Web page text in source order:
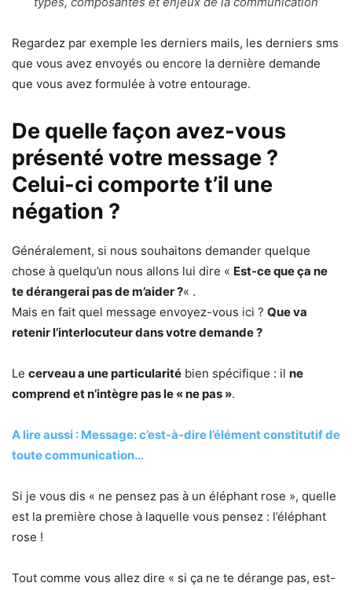
Regardez par exemple les derniers mails, les derniers sms
que vous avez envoyés ou encore la dernière demande
que vous avez formulée à votre entourage.
De quelle façon avez-vous
présenté votre message ?
Celui-ci comporte t’il une
négation ?
Généralement, si nous souhaitons demander quelque
chose à quelqu’un nous allons lui dire « Est-ce que ça ne
te dérangerai pas de m’aider ?« .
Mais en fait quel message envoyez-vous ici ? Que va
retenir l’interlocuteur dans votre demande ?
Le cerveau a une particularité bien spécifique : il ne
comprend et n’intègre pas le « ne pas ».
A lire aussi : Message: c’est-à-dire l’élément constitutif de
toute communication…
Si je vous dis « ne pensez pas à un éléphant rose », quelle
est la première chose à laquelle vous pensez : l’éléphant
rose !
Tout comme vous allez dire « si ça ne te dérange pas, est-